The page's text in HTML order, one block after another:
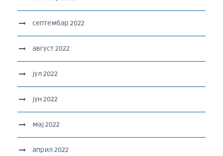
септембар 2022
август 2022
јул 2022
јун 2022
мај 2022
април 2022